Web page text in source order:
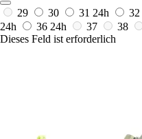
29 30 31 24h 32
24h
36 24h 37 38
Dieses Feld ist erforderlich